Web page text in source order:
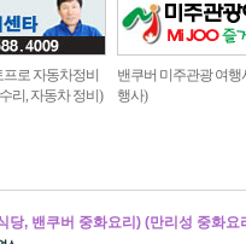
로 자동차정비
리, 자동차 정비)
밴쿠버 미주관광 여행
행사)
당, 밴쿠버 중화요리) (만리성 중화요